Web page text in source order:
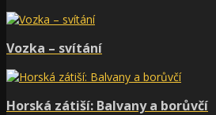
Vozka – svítání
Horská zátiší: Balvany a borůvčí